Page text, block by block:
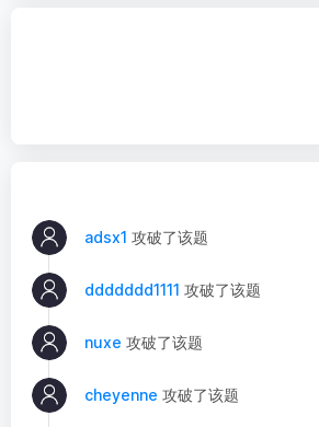
adsx1 攻破了该题
ddddddd1111 攻破了该题
nuxe 攻破了该题
cheyenne 攻破了该题